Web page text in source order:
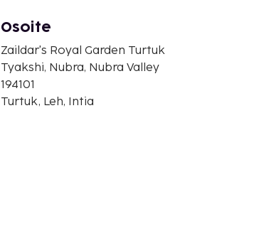
Osoite
Zaildar's Royal Garden Turtuk
Tyakshi, Nubra, Nubra Valley
194101
Turtuk, Leh, Intia